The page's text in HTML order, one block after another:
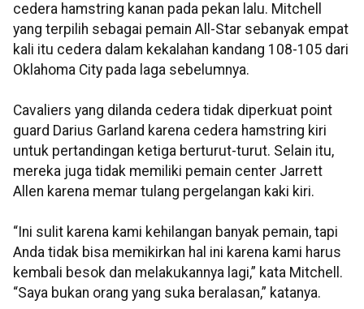
cedera hamstring kanan pada pekan lalu. Mitchell
yang terpilih sebagai pemain All-Star sebanyak empat
kali itu cedera dalam kekalahan kandang 108-105 dari
Oklahoma City pada laga sebelumnya.
Cavaliers yang dilanda cedera tidak diperkuat point
guard Darius Garland karena cedera hamstring kiri
untuk pertandingan ketiga berturut-turut. Selain itu,
mereka juga tidak memiliki pemain center Jarrett
Allen karena memar tulang pergelangan kaki kiri.
“Ini sulit karena kami kehilangan banyak pemain, tapi
Anda tidak bisa memikirkan hal ini karena kami harus
kembali besok dan melakukannya lagi,” kata Mitchell.
“Saya bukan orang yang suka beralasan,” katanya.